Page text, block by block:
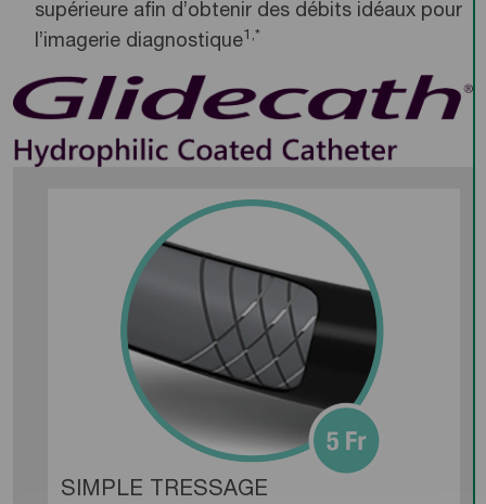
supérieure afin d’obtenir des débits idéaux pour
l’imagerie diagnostique1,*
SIMPLE TRESSAGE